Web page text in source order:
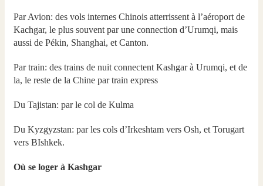
Par Avion: des vols internes Chinois atterrissent à l’aéroport de
Kachgar, le plus souvent par une connection d’Urumqi, mais
aussi de Pékin, Shanghai, et Canton.
Par train: des trains de nuit connectent Kashgar à Urumqi, et de
la, le reste de la Chine par train express
Du Tajistan: par le col de Kulma
Du Kyzgyzstan: par les cols d’Irkeshtam vers Osh, et Torugart
vers BIshkek.
Où se loger à Kashgar